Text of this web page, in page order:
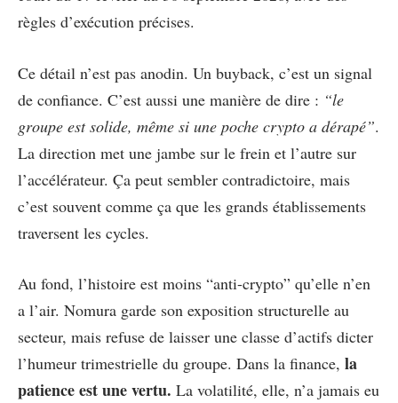
règles d’exécution précises.
Ce détail n’est pas anodin. Un buyback, c’est un signal
de confiance. C’est aussi une manière de dire : “le
groupe est solide, même si une poche crypto a dérapé”.
La direction met une jambe sur le frein et l’autre sur
l’accélérateur. Ça peut sembler contradictoire, mais
c’est souvent comme ça que les grands établissements
traversent les cycles.
Au fond, l’histoire est moins “anti-crypto” qu’elle n’en
a l’air. Nomura garde son exposition structurelle au
secteur, mais refuse de laisser une classe d’actifs dicter
l’humeur trimestrielle du groupe. Dans la finance, la
patience est une vertu. La volatilité, elle, n’a jamais eu